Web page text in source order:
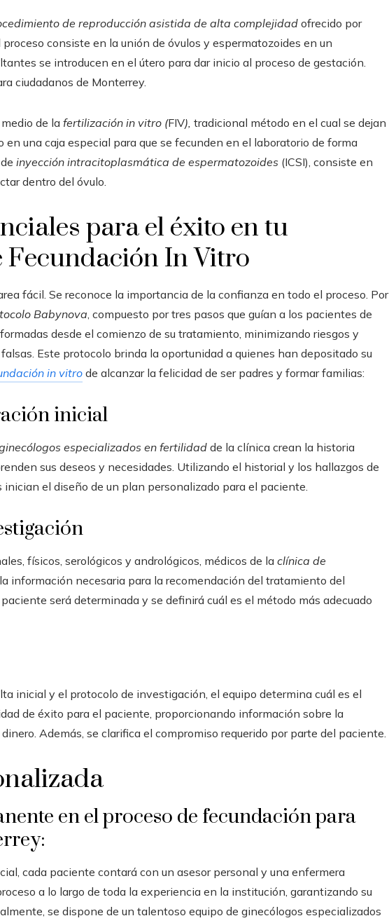
de reproducción asistida de alta complejidadofrecido por
proceso consiste en la unión de óvulos y espermatozoides en un
se introducen en el útero para dar inicio al proceso de gestación.
ciudadanos de Monterrey.
de la fertilización in vitro (FIV), tradicional método en el cual se dejan
en una caja especial para que se fecunden en el laboratorio de forma
inyección intracitoplasmática de espermatozoides (ICSI), consiste en
dentro del óvulo.
para el éxito en tu
In Vitro
fácil. Se reconoce la importancia de la confianza en todo el proceso. Por
Babynova, compuesto por tres pasos que guían a los pacientes de
desde el comienzo de su tratamiento, minimizando riesgos y
Este protocolo brinda la oportunidad a quienes han depositado su
in vitro de alcanzar la felicidad de ser padres y formar familias:
inicial
especializados en fertilidad de la clínica crean la historia
sus deseos y necesidades. Utilizando el historial y los hallazgos de
el diseño de un plan personalizado para el paciente.
físicos, serológicos y andrológicos, médicos de la clínica de
información necesaria para la recomendación del tratamiento del
será determinada y se definirá cuál es el método más adecuado
inicial y el protocolo de investigación, el equipo determina cuál es el
de éxito para el paciente, proporcionando información sobre la
Además, se clarifica el compromiso requerido por parte del paciente.
en el proceso de fecundación para
cada paciente contará con un asesor personal y una enfermera
a lo largo de toda la experiencia en la institución, garantizando su
se dispone de un talentoso equipo de ginecólogos especializados